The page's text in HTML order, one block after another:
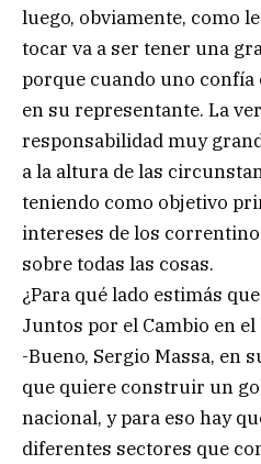
luego, obviamente, como
tocar va a ser tener una
porque cuando uno confía
en su representante. La
responsabilidad muy
a la altura de las
teniendo como objetivo
intereses de los
sobre todas las cosas.
¿Para qué lado estimás
Juntos por el Cambio en el
-Bueno, Sergio Massa, en
que quiere construir un
nacional, y para eso hay
diferentes sectores que